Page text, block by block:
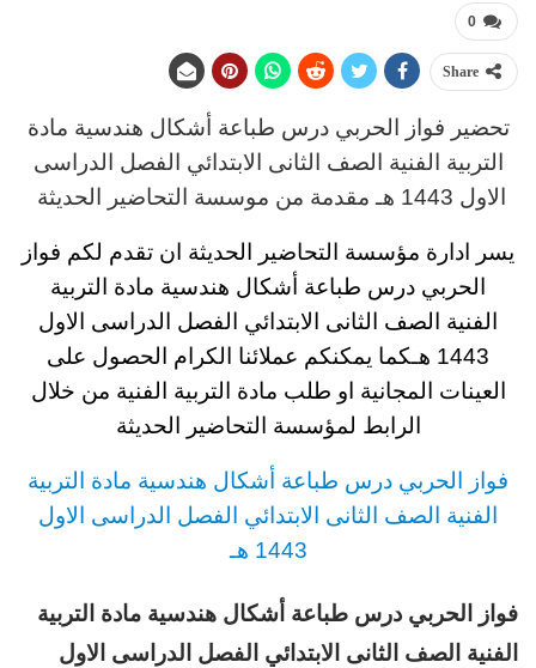
0
Share
تحضير فواز الحربي درس طباعة أشكال هندسية مادة
التربية الفنية الصف الثانى الابتدائي الفصل الدراسى
الاول 1443 هـ
مقدمة من موسسة التحاضير الحديثة
يسر ادارة مؤسسة التحاضير الحديثة ان تقدم لكم فواز
الحربي درس طباعة أشكال هندسية مادة التربية
الفنية
الصف الثانى الابتدائي الفصل الدراسى الاول
1443 هـ
كما يمكنكم عملائنا الكرام الحصول على
العينات المجانية او طلب مادة التربية الفنية من خلال
الرابط لمؤسسة التحاضير الحديثة
فواز الحربي درس طباعة أشكال هندسية مادة التربية
الفنية الصف الثانى الابتدائي الفصل الدراسى الاول
1443 هـ
فواز الحربي درس طباعة أشكال هندسية مادة التربية
الفنية الصف الثانى الابتدائي الفصل الدراسى الاول